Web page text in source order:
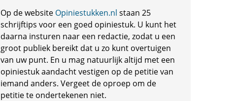
Op de website Opiniestukken.nl staan 25
schrijftips voor een goed opiniestuk. U kunt het
daarna insturen naar een redactie, zodat u een
groot publiek bereikt dat u zo kunt overtuigen
van uw punt. En u mag natuurlijk altijd met een
opiniestuk aandacht vestigen op de petitie van
iemand anders. Vergeet de oproep om de
petitie te ondertekenen niet.